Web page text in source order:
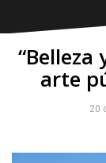
“Belleza
arte
20